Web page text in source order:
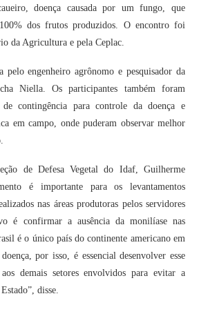
doença causada por um fungo, que
dos frutos produzidos. O encontro foi
da Agricultura e pela Ceplac.
engenheiro agrônomo e pesquisador da
Niella. Os participantes também foram
contingência para controle da doença e
em campo, onde puderam observar melhor
de Defesa Vegetal do Idaf, Guilherme
é importante para os levantamentos
nas áreas produtoras pelos servidores
é confirmar a ausência da monilíase nas
é o único país do continente americano em
por isso, é essencial desenvolver esse
demais setores envolvidos para evitar a
disse.